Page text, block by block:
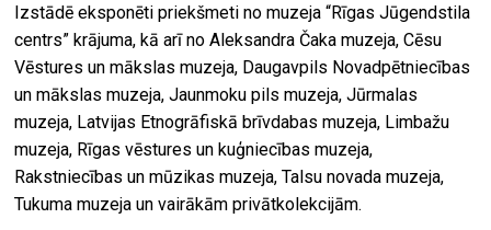
Izstādē eksponēti priekšmeti no muzeja “Rīgas Jūgendstila
centrs” krājuma, kā arī no Aleksandra Čaka muzeja, Cēsu
Vēstures un mākslas muzeja, Daugavpils Novadpētniecības
un mākslas muzeja, Jaunmoku pils muzeja, Jūrmalas
muzeja, Latvijas Etnogrāfiskā brīvdabas muzeja, Limbažu
muzeja, Rīgas vēstures un kuģniecības muzeja,
Rakstniecības un mūzikas muzeja, Talsu novada muzeja,
Tukuma muzeja un vairākām privātkolekcijām.